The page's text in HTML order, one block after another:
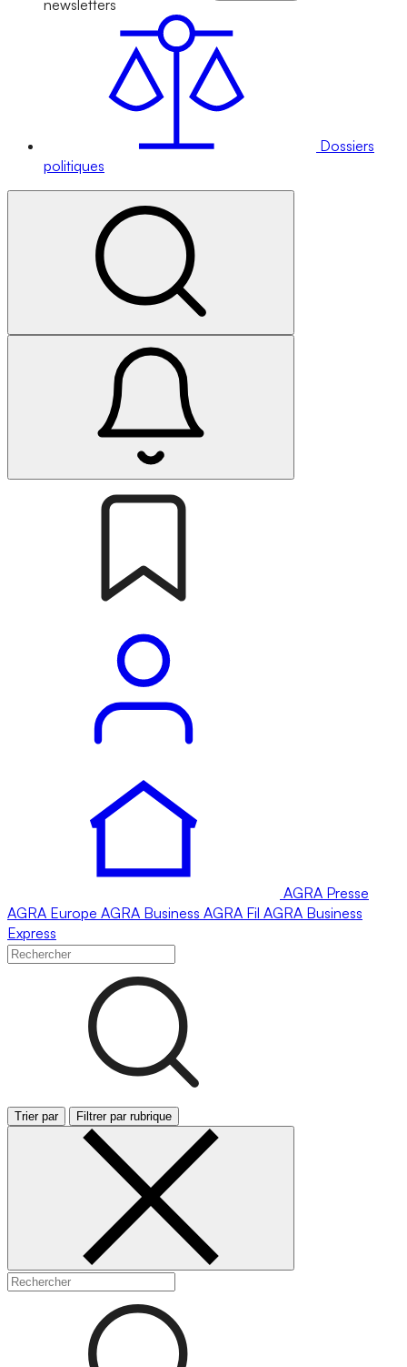
newsletters
Dossiers
politiques
AGRA Presse
AGRA Europe AGRA Business AGRA Fil AGRA Business
Express
Trier par Filtrer par rubrique